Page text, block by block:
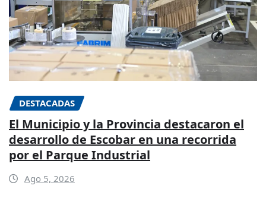
DESTACADAS
El Municipio y la Provincia destacaron el
desarrollo de Escobar en una recorrida
por el Parque Industrial
Ago 5, 2026